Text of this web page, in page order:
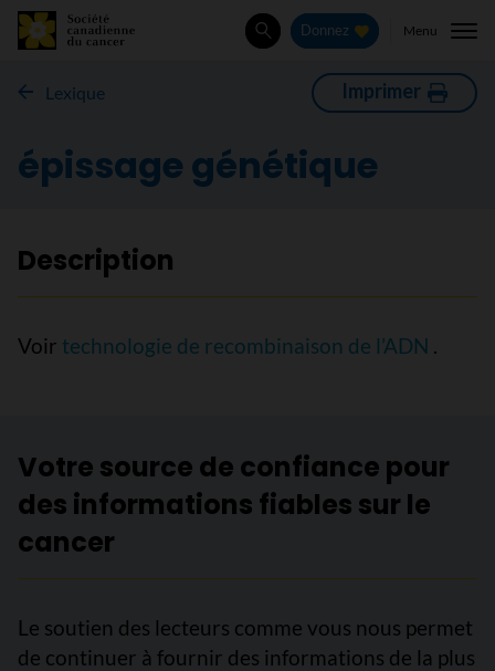
Rechercher
Donnez Menu
Lexique Imprimer
épissage génétique
Description
Voir technologie de recombinaison de l’ADN .
Votre source de confiance pour
des informations fiables sur le
cancer
Le soutien des lecteurs comme vous nous permet
de continuer à fournir des informations de la plus